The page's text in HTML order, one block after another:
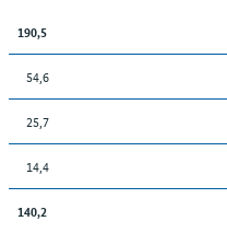
190,5
54,6
25,7
14,4
140,2